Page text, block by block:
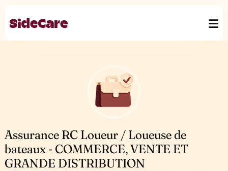
Assurance RC Loueur / Loueuse de
bateaux - COMMERCE, VENTE ET
GRANDE DISTRIBUTION